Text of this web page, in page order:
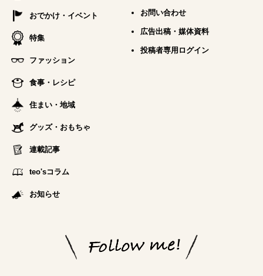
おでかけ・イベント
特集
ファッション
食事・レシピ
住まい・地域
グッズ・おもちゃ
連載記事
teo'sコラム
お知らせ
お問い合わせ
広告出稿・媒体資料
投稿者専用ログイン